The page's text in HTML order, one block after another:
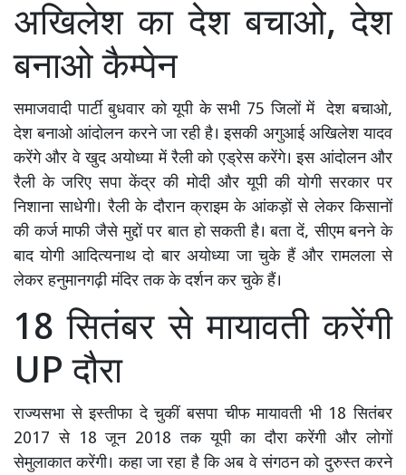
अखिलेश का देश बचाओ, देश
बनाओ कैम्पेन
समाजवादी पार्टी बुधवार को यूपी के सभी 75 जिलों में देश बचाओ,
देश बनाओ आंदोलन करने जा रही है। इसकी अगुआई अखिलेश यादव
करेंगे और वे खुद अयोध्या में रैली को एड्रेस करेंगे। इस आंदोलन और
रैली के जरिए सपा केंद्र की मोदी और यूपी की योगी सरकार पर
निशाना साधेगी। रैली के दौरान क्राइम के आंकड़ों से लेकर किसानों
की कर्ज माफी जैसे मुद्दों पर बात हो सकती है। बता दें, सीएम बनने के
बाद योगी आदित्यनाथ दो बार अयोध्या जा चुके हैं और रामलला से
लेकर हनुमानगढ़ी मंदिर तक के दर्शन कर चुके हैं।
18 सितंबर से मायावती करेंगी
UP दौरा
राज्यसभा से इस्तीफा दे चुकीं बसपा चीफ मायावती भी 18 सितंबर
2017 से 18 जून 2018 तक यूपी का दौरा करेंगी और लोगों
सेमुलाकात करेंगी। कहा जा रहा है कि अब वे संगठन को दुरुस्त करने